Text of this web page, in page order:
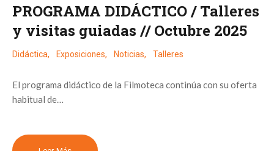
PROGRAMA DIDÁCTICO / Talleres
y visitas guiadas // Octubre 2025
Didáctica, Exposiciones, Noticias, Talleres
El programa didáctico de la Filmoteca continúa con su oferta
habitual de…